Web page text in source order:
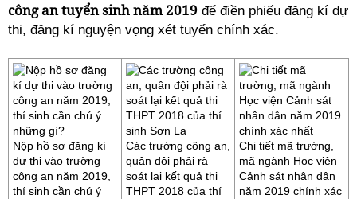
công an tuyển sinh năm 2019 để điền phiếu đăng kí dự
thi, đăng kí nguyện vọng xét tuyển chính xác.
Nộp hồ sơ đăng kí
dự thi vào trường
công an năm 2019,
thí sinh cần chú ý
Các trường công an,
quân đội phải rà
soát lại kết quả thi
THPT 2018 của thí
Chi tiết mã trường,
mã ngành Học viện
Cảnh sát nhân dân
năm 2019 chính xác